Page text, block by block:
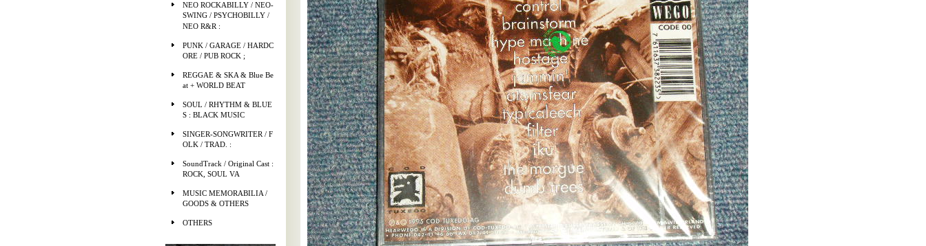
NEO ROCKABILLY / NEO-
SWING / PSYCHOBILLY /
NEO R&R :
PUNK / GARAGE / HARDC
ORE / PUB ROCK ;
REGGAE & SKA & Blue Be
at + WORLD BEAT
SOUL / RHYTHM & BLUE
S : BLACK MUSIC
SINGER-SONGWRITER / F
OLK / TRAD. :
SoundTrack / Original Cast :
ROCK, SOUL VA
MUSIC MEMORABILIA /
GOODS & OTHERS
OTHERS